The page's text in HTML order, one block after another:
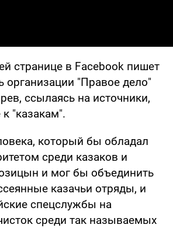
странице в Facebook пишет
организации "Правое дело"
ссылаясь на источники,
"казакам".
который бы обладал
среди казаков и
и мог бы объединить
казачьи отряды, и
спецслужбы на
среди так называемых